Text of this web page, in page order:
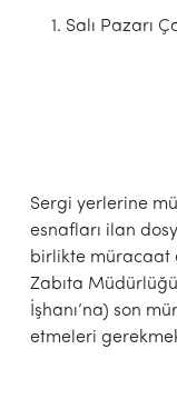
Salı Pazarı
Sergi yerlerine
esnafları ilan
birlikte müracaat
Zabıta
İşhanı’na) son
etmeleri